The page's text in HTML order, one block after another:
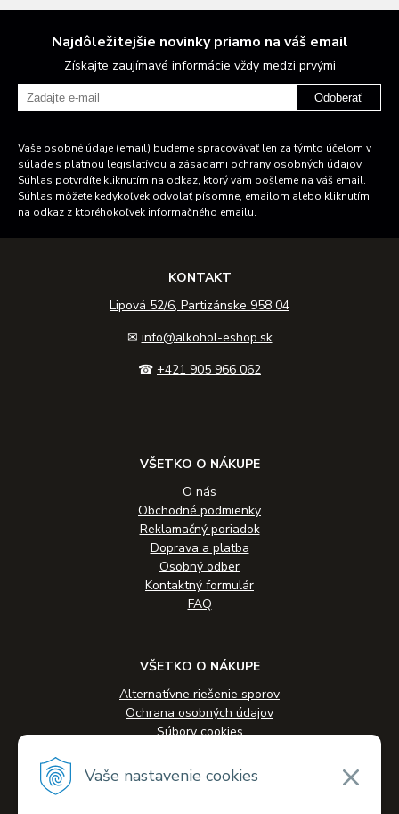
Vaše nastavenie cookies
Najdôležitejšie novinky priamo na váš email
Získajte zaujímavé informácie vždy medzi prvými
Odoberať
Vaše osobné údaje (email) budeme spracovávať len za týmto účelom v
súlade s platnou legislatívou a zásadami ochrany osobných údajov.
Súhlas potvrdíte kliknutím na odkaz, ktorý vám pošleme na váš email.
Súhlas môžete kedykoľvek odvolať písomne, emailom alebo kliknutím
na odkaz z ktoréhokoľvek informačného emailu.
KONTAKT
Lipová 52/6, Partizánske 958 04
✉ info@alkohol-eshop.sk
☎ +421 905 966 062
VŠETKO O NÁKUPE
O nás
Obchodné podmienky
Reklamačný poriadok
Doprava a platba
Osobný odber
Kontaktný formulár
FAQ
VŠETKO O NÁKUPE
Alternatívne riešenie sporov
Ochrana osobných údajov
Súbory cookies
Veľkoobchodná spolupráca